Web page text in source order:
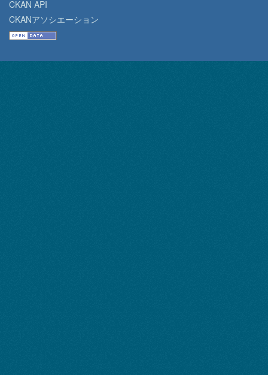
CKAN API
CKANアソシエーション